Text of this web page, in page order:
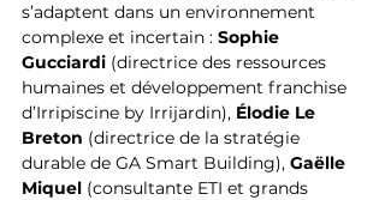
s’adaptent dans un environnement
complexe et incertain : Sophie
Gucciardi (directrice des ressources
humaines et développement franchise
d’Irripiscine by Irrijardin), Élodie Le
Breton (directrice de la stratégie
durable de GA Smart Building), Gaëlle
Miquel (consultante ETI et grands